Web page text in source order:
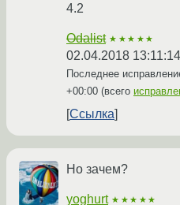
4.2
Odalist ★★★★★
02.04.2018
Последнее
+00:00 (всего
Ссылка
Но зачем?
yoghurt ★★★★★